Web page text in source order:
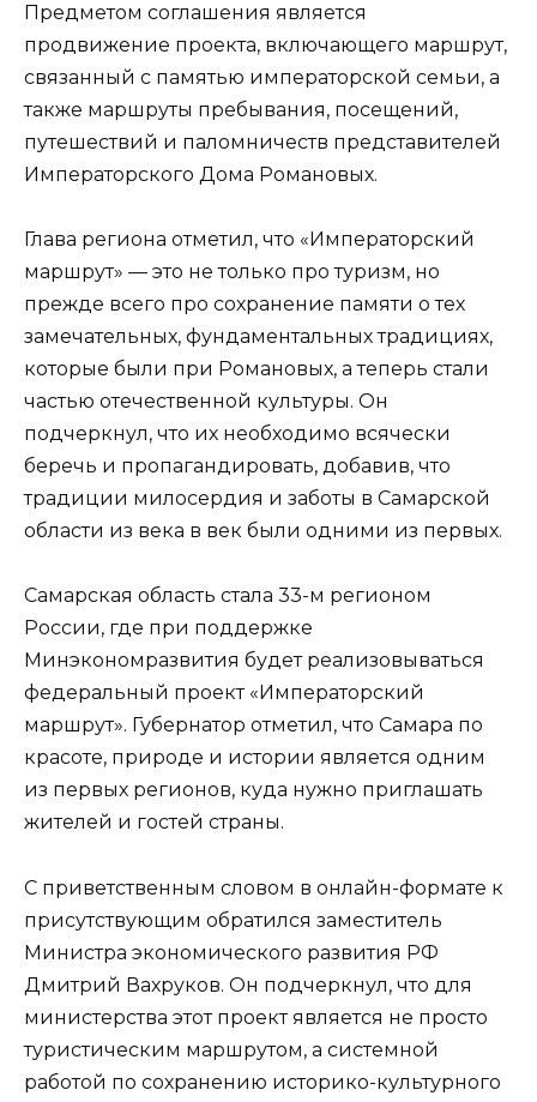
Предметом соглашения является
продвижение проекта, включающего маршрут,
связанный с памятью императорской семьи, а
также маршруты пребывания, посещений,
путешествий и паломничеств представителей
Императорского Дома Романовых.
Глава региона отметил, что «Императорский
маршрут» — это не только про туризм, но
прежде всего про сохранение памяти о тех
замечательных, фундаментальных традициях,
которые были при Романовых, а теперь стали
частью отечественной культуры. Он
подчеркнул, что их необходимо всячески
беречь и пропагандировать, добавив, что
традиции милосердия и заботы в Самарской
области из века в век были одними из первых.
Самарская область стала 33-м регионом
России, где при поддержке
Минэкономразвития будет реализовываться
федеральный проект «Императорский
маршрут». Губернатор отметил, что Самара по
красоте, природе и истории является одним
из первых регионов, куда нужно приглашать
жителей и гостей страны.
С приветственным словом в онлайн-формате к
присутствующим обратился заместитель
Министра экономического развития РФ
Дмитрий Вахруков. Он подчеркнул, что для
министерства этот проект является не просто
туристическим маршрутом, а системной
работой по сохранению историко-культурного